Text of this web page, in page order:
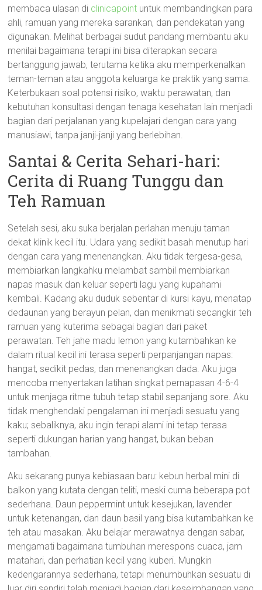
membaca ulasan di clinicapoint untuk membandingkan para
ahli, ramuan yang mereka sarankan, dan pendekatan yang
digunakan. Melihat berbagai sudut pandang membantu aku
menilai bagaimana terapi ini bisa diterapkan secara
bertanggung jawab, terutama ketika aku memperkenalkan
teman-teman atau anggota keluarga ke praktik yang sama.
Keterbukaan soal potensi risiko, waktu perawatan, dan
kebutuhan konsultasi dengan tenaga kesehatan lain menjadi
bagian dari perjalanan yang kupelajari dengan cara yang
manusiawi, tanpa janji-janji yang berlebihan.
Santai & Cerita Sehari-hari:
Cerita di Ruang Tunggu dan
Teh Ramuan
Setelah sesi, aku suka berjalan perlahan menuju taman
dekat klinik kecil itu. Udara yang sedikit basah menutup hari
dengan cara yang menenangkan. Aku tidak tergesa-gesa,
membiarkan langkahku melambat sambil membiarkan
napas masuk dan keluar seperti lagu yang kupahami
kembali. Kadang aku duduk sebentar di kursi kayu, menatap
dedaunan yang berayun pelan, dan menikmati secangkir teh
ramuan yang kuterima sebagai bagian dari paket
perawatan. Teh jahe madu lemon yang kutambahkan ke
dalam ritual kecil ini terasa seperti perpanjangan napas:
hangat, sedikit pedas, dan menenangkan dada. Aku juga
mencoba menyertakan latihan singkat pernapasan 4-6-4
untuk menjaga ritme tubuh tetap stabil sepanjang sore. Aku
tidak menghendaki pengalaman ini menjadi sesuatu yang
kaku; sebaliknya, aku ingin terapi alami ini tetap terasa
seperti dukungan harian yang hangat, bukan beban
tambahan.
Aku sekarang punya kebiasaan baru: kebun herbal mini di
balkon yang kutata dengan teliti, meski cuma beberapa pot
sederhana. Daun peppermint untuk kesejukan, lavender
untuk ketenangan, dan daun basil yang bisa kutambahkan ke
teh atau masakan. Aku belajar merawatnya dengan sabar,
mengamati bagaimana tumbuhan merespons cuaca, jam
matahari, dan perhatian kecil yang kuberi. Mungkin
kedengarannya sederhana, tetapi menumbuhkan sesuatu di